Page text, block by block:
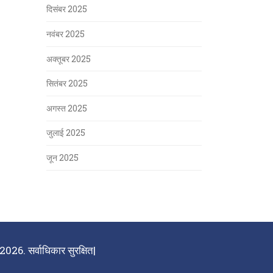
दिसंबर 2025
नवंबर 2025
अक्तूबर 2025
सितंबर 2025
अगस्त 2025
जुलाई 2025
जून 2025
सर्वाधिकार सुरक्षित|